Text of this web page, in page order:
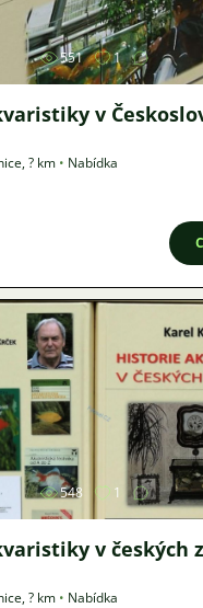
551 1
v
,? km • Nabídka
Obrázek
548 1
v českých
,? km • Nabídka